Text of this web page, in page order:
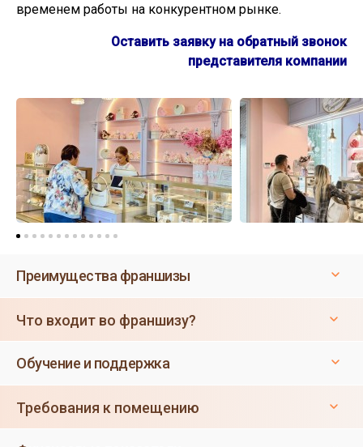
временем работы на конкурентном рынке.
Оставить заявку на обратный звонок
представителя компании
Преимущества франшизы
Что входит во франшизу?
Обучение и поддержка
Требования к помещению